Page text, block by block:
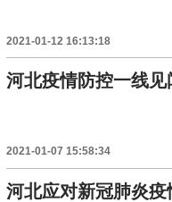
2021-01-12 16:13:18
河北疫情防控一线
2021-01-07 15:58:34
河北应对新冠肺炎